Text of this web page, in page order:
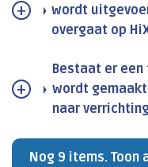
wordt
overgaat op
Bestaat er
wordt
naar
Nog 9 items. Toon